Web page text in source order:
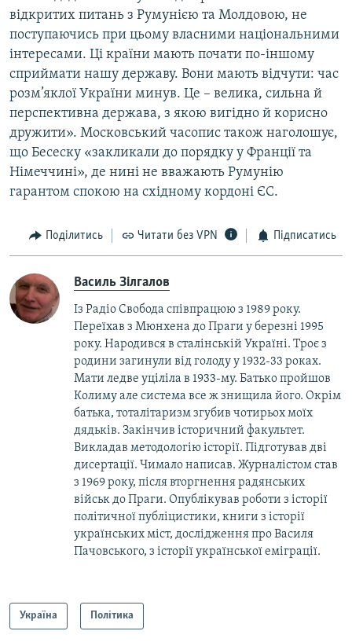
відкритих питань з Румунією та Молдовою, не
поступаючись при цьому власними національними
інтересами. Ці країни мають почати по-іншому
сприймати нашу державу. Вони мають відчути: час
розм’яклої України минув. Це – велика, сильна й
перспективна держава, з якою вигідно й корисно
дружити». Московський часопис також наголошує,
що Бесеску «закликали до порядку у Франції та
Німеччині», де нині не вважають Румунію
гарантом спокою на східному кордоні ЄС.
Поділитись Читати без VPN Підписатись
Василь Зілгалов
Із Радіо Свобода співпрацюю з 1989 року.
Переїхав з Мюнхена до Праги у березні 1995
року. Народився в сталінській Україні. Троє з
родини загинули від голоду у 1932-33 роках.
Мати ледве уціліла в 1933-му. Батько пройшов
Колиму але система все ж знищила його. Окрім
батька, тоталітаризм згубив чотирьох моїх
дядьків. Закінчив історичний факультет.
Викладав методологію історії. Підготував дві
дисертації. Чимало написав. Журналістом став
з 1969 року, після вторгнення радянських
військ до Праги. Опублікував роботи з історії
політичної публіцистики, книги з історії
українських міст, дослідження про Василя
Пачовського, з історії української еміграції.
Україна Політика